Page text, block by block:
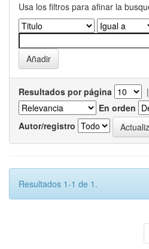
Usa los filtros para afinar la
Resultados por página |
En orden
Autor/registro
Resultados 1-1 de 1.